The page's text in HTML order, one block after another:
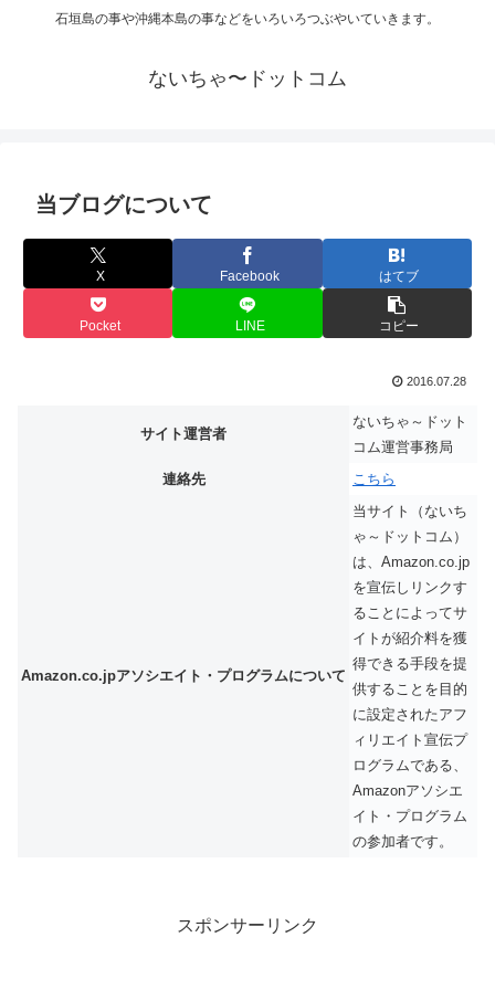
石垣島の事や沖縄本島の事などをいろいろつぶやいていきます。
ないちゃ〜ドットコム
当ブログについて
X Facebook はてブ
Pocket LINE コピー
2016.07.28
サイト運営者
ないちゃ～ドット
コム運営事務局
連絡先
こちら
Amazon.co.jpアソシエイト・プログラムについて
当サイト（ないち
ゃ～ドットコム）
は、Amazon.co.jp
を宣伝しリンクす
ることによってサ
イトが紹介料を獲
得できる手段を提
供することを目的
に設定されたアフ
ィリエイト宣伝プ
ログラムである、
Amazonアソシエ
イト・プログラム
の参加者です。
スポンサーリンク